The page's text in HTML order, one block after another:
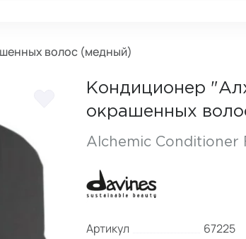
волос (медный)
Кондиционер
окрашенных
Alchemic Conditioner
Артикул
67225